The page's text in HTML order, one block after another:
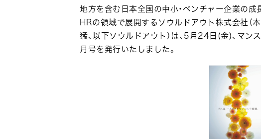
ゲ
ー
シ
ョ
地方を含む日本全国の中小・ベンチャー企業の成
HRの領域で展開するソウルドアウト株式会社（
猛、以下ソウルドアウト）は、5月24日(金)、マ
月号を発行いたしました。